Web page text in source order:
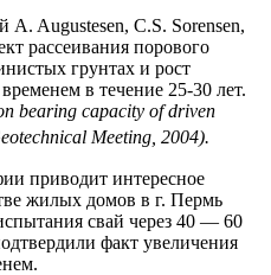
A. Augustesen, C.S. Sorensen,
рассеивания порового
грунтах и рост
в течение 25-30 лет.
bearing capacity of driven
Meeting, 2004).
приводит интересное
жилых домов в г. Пермь
свай через 40 — 60
факт увеличения